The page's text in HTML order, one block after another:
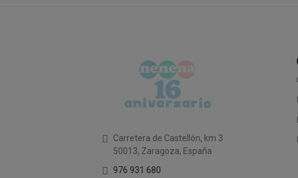
Carretera de Castellón, km 3
50013, Zaragoza, España
976 931 680